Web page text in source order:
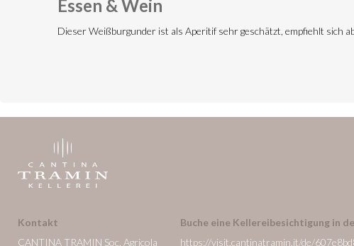
Essen & Wein
Dieser Weißburgunder ist als Aperitif sehr geschätzt, empfiehlt sich
Kontakt
CANTINA TRAMIN Soc. Agricola
Buche eine Kellereibesichtigung in
https://visit.cantinatramin.it/de/